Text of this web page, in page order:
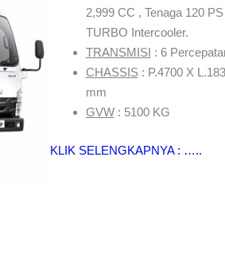
2,999 CC , Tenaga 120
TURBO Intercooler.
TRANSMISI : 6
CHASSIS: P.4700 X
mm
GVW: 5100 KG
KLIK SELENGKAPNYA : …..